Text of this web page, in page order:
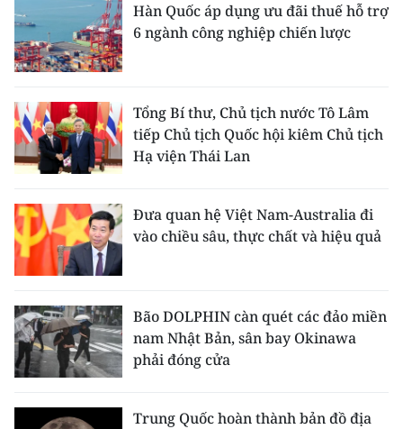
Hàn Quốc áp dụng ưu đãi thuế hỗ trợ
6 ngành công nghiệp chiến lược
Tổng Bí thư, Chủ tịch nước Tô Lâm
tiếp Chủ tịch Quốc hội kiêm Chủ tịch
Hạ viện Thái Lan
Đưa quan hệ Việt Nam-Australia đi
vào chiều sâu, thực chất và hiệu quả
Bão DOLPHIN càn quét các đảo miền
nam Nhật Bản, sân bay Okinawa
phải đóng cửa
Trung Quốc hoàn thành bản đồ địa